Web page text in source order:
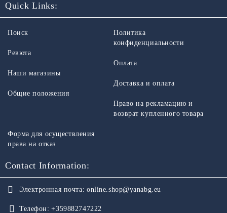
Quick Links:
Поиск
Ревюта
Наши магазины
Общие положения
Политика
конфиденциальности
Оплата
Доставка и оплата
Право на рекламацию и
возврат купленного товара
Форма для осуществления
права на отказ
Contact Information:
Электронная почта: online.shop@yanabg.eu
Телефон: +359882747222